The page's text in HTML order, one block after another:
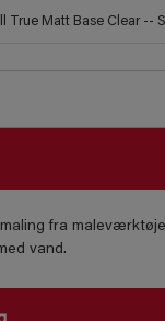
maling fra
vand.